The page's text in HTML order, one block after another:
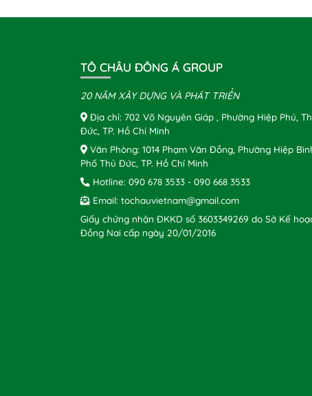
TÔ CHÂU ĐÔNG Á GROUP
20 NĂM XÂY DỰNG VÀ PHÁT TRIỂN
Địa chỉ: 702 Võ Nguyên Giáp , Phường Hiệp Phú,
Đức, TP. Hồ Chí Minh
Văn Phòng: 1014 Phạm Văn Đồng, Phường Hiệp
Phố Thủ Đức, TP. Hồ Chí Minh
Hotline: 090 678 3533 - 090 668 3533
Email: tochauvietnam@gmail.com
Giấy chứng nhận ĐKKD số 3603349269 do Sở Kế
Đồng Nai cấp ngày 20/01/2016